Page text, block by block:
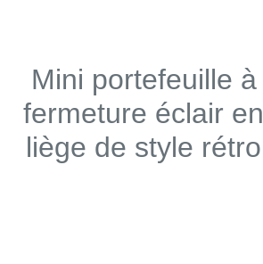
Mini portefeuille à
fermeture éclair en
liège de style rétro